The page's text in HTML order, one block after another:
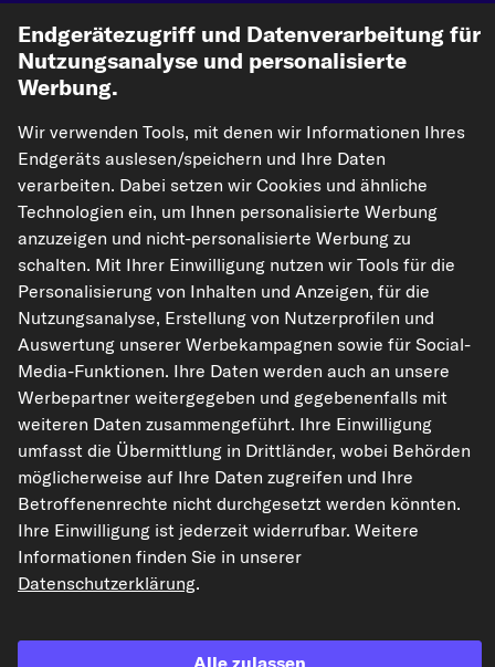
Rechtliches
Akzeptierte Zahlungsarten
Unsere Versandpartner
kfzteile24.de carpardoo.nl
carpardoo.fr
carpardoo.dk
Die hier dargestellten Daten, insbesondere die gesamte Datenbank, dürfen
unautorisierte Nutzung von Inhalten stellt eine Verletzung des Urheberrechts
Endgerätezugriff und Datenverarbeitung für
Nutzungsanalyse und personalisierte
Werbung.
Wir verwenden Tools, mit denen wir Informationen Ihres
Endgeräts auslesen/speichern und Ihre Daten
verarbeiten. Dabei setzen wir Cookies und ähnliche
Technologien ein, um Ihnen personalisierte Werbung
anzuzeigen und nicht-personalisierte Werbung zu
schalten. Mit Ihrer Einwilligung nutzen wir Tools für die
Personalisierung von Inhalten und Anzeigen, für die
Nutzungsanalyse, Erstellung von Nutzerprofilen und
Auswertung unserer Werbekampagnen sowie für Social-
Media-Funktionen. Ihre Daten werden auch an unsere
Werbepartner weitergegeben und gegebenenfalls mit
weiteren Daten zusammengeführt. Ihre Einwilligung
umfasst die Übermittlung in Drittländer, wobei Behörden
möglicherweise auf Ihre Daten zugreifen und Ihre
Betroffenenrechte nicht durchgesetzt werden könnten.
Ihre Einwilligung ist jederzeit widerrufbar. Weitere
Informationen finden Sie in unserer
Datenschutzerklärung.
Alle zulassen